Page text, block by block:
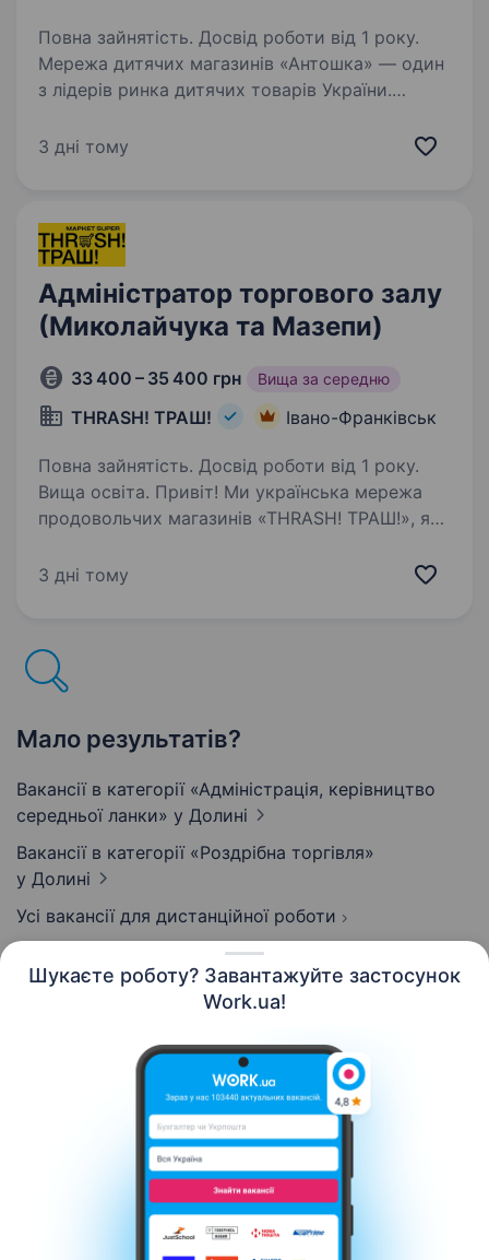
Шукаєте роботу? Завантажуйте застосунок
Work.ua!
Повна зайнятість. Досвід роботи від 1 року.
Мережа дитячих магазинів «Антошка» — один
з лідерів ринка дитячих товарів України.
кращі товари, послуги та емоції. «Антошка» —
3 дні тому
Адміністратор торгового залу
(Миколайчука та Мазепи)
33 400 – 35 400 грн Вища за середню
THRASH! ТРАШ! Івано-Франківськ
Повна зайнятість. Досвід роботи від 1 року.
Вища освіта. Привіт! Ми українська мережа
продовольчих магазинів «THRASH! ТРАШ!», яка
у нашу команду адміністратора
3 дні тому
Мало результатів?
Вакансії в категорії «Адмiнiстрацiя, керівництво
середньої ланки» у Долині
Вакансії в категорії «Роздрібна торгівля»
у Долині
Усі вакансії для дистанційної роботи
Контакти Про нас
Кар’єра
Допомога Умови використання